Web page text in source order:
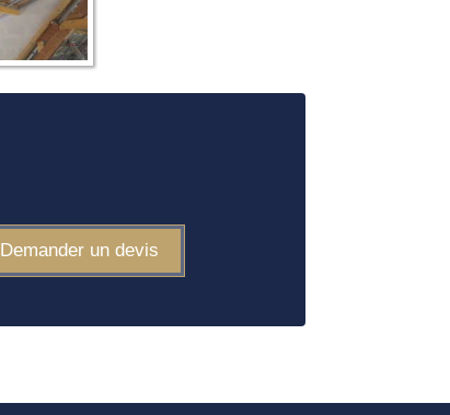
Demander un devis